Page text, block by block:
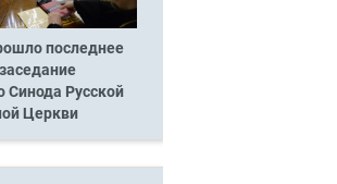
последнее
Синода Русской
Церкви